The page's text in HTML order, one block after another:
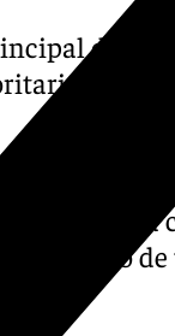
de
a los
Horta’,
recibir
elevado